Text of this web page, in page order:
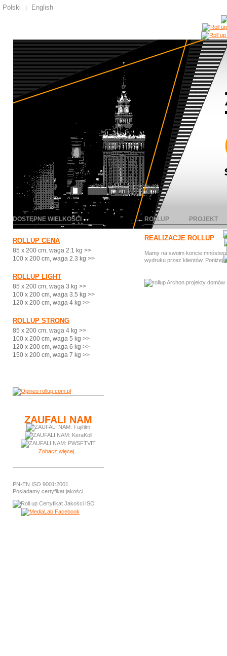
Polski | English
DOSTĘPNE WIELKOŚCI
ROLLUP CENA
85 x 200 cm, waga 2.1 kg >>
100 x 200 cm, waga 2.3 kg >>
ROLLUP LIGHT
85 x 200 cm, waga 3 kg >>
100 x 200 cm, waga 3.5 kg >>
120 x 200 cm, waga 4 kg >>
ROLLUP STRONG
85 x 200 cm, waga 4 kg >>
100 x 200 cm, waga 5 kg >>
120 x 200 cm, waga 6 kg >>
150 x 200 cm, waga 7 kg >>
ZAUFALI NAM
Zobacz więcej...
PN-EN ISO 9001:2001
Posiadamy certyfikat jakości
ROLLUP PROJEKT
REALIZACJE ROLLUP
Mamy na swoim koncie
wydruku przez klientów. Poniżej